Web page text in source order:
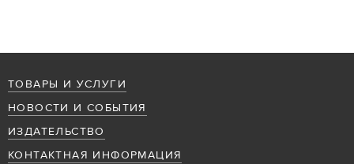
ТОВАРЫ И УСЛУГИ
НОВОСТИ И СОБЫТИЯ
ИЗДАТЕЛЬСТВО
КОНТАКТНАЯ ИНФОРМАЦИЯ